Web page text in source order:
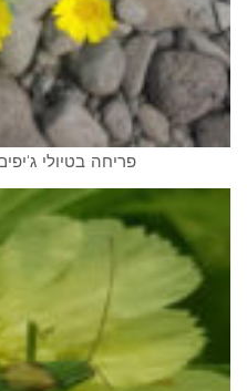
פריחה בטיולי